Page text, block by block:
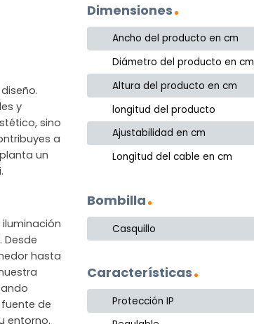
y
sino
a
un
Desde
hasta
de
entorno.
Dimensiones
Ancho del producto en cm
Diámetro del producto en cm
Altura del producto en cm
longitud del producto
Ajustabilidad en cm
Longitud del cable en cm
Bombilla
Casquillo
Características
Protección IP